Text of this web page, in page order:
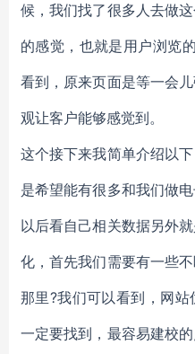
候，我们找了很多人去做
的感觉，也就是用户浏览
看到，原来页面是等一会
观让客户能够感觉到。
这个接下来我简单介绍以
是希望能有很多和我们做
以后看自己相关数据另外
化，首先我们需要有一些
那里?我们可以看到，网
一定要找到，最容易建校